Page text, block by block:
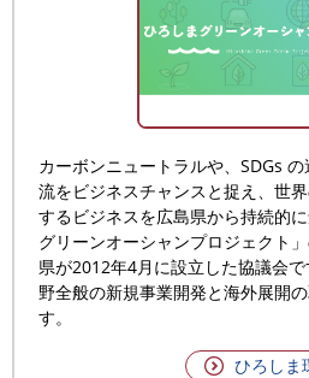
カーボンニュートラルや、SDGs
流をビジネスチャンスと捉え、世
するビジネスを広島県から持続的
グリーンオーシャンプロジェクト
県が2012年4月に設立した協議会
野全般の新規事業開発と海外展開
す。
ひろしま